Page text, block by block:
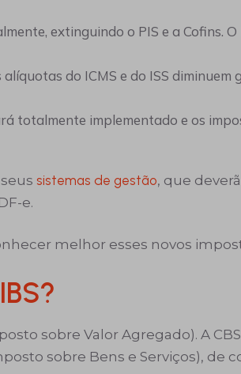
extinguindo o PIS e a Cofins.
alíquotas do ICMS e do ISS
totalmente implementado e os
sistemas de gestão, que
e.
melhor esses novos
sobre Valor Agregado). A
sobre Bens e Serviços),